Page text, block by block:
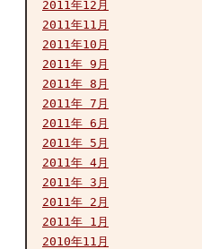
2011年12月
2011年11月
2011年10月
2011年 9月
2011年 8月
2011年 7月
2011年 6月
2011年 5月
2011年 4月
2011年 3月
2011年 2月
2011年 1月
2010年11月